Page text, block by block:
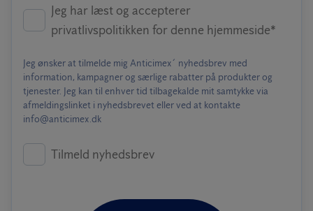
Jeg har læst og accepterer
privatlivspolitikken for denne hjemmeside*
Jeg ønsker at tilmelde mig Anticimex´ nyhedsbrev med
information, kampagner og særlige rabatter på produkter og
tjenester. Jeg kan til enhver tid tilbagekalde mit samtykke via
afmeldingslinket i nyhedsbrevet eller ved at kontakte
info@anticimex.dk
Tilmeld nyhedsbrev